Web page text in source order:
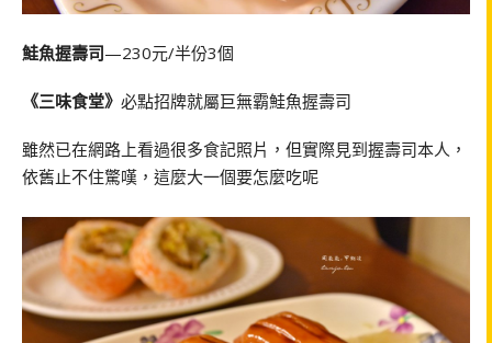
鮭魚握壽司—230元/半份3個
《三味食堂》 必點招牌就屬巨無霸鮭魚握壽司
雖然已在網路上看過很多食記照片，但實際見到握壽司本人，
依舊止不住驚嘆，這麼大一個要怎麼吃呢